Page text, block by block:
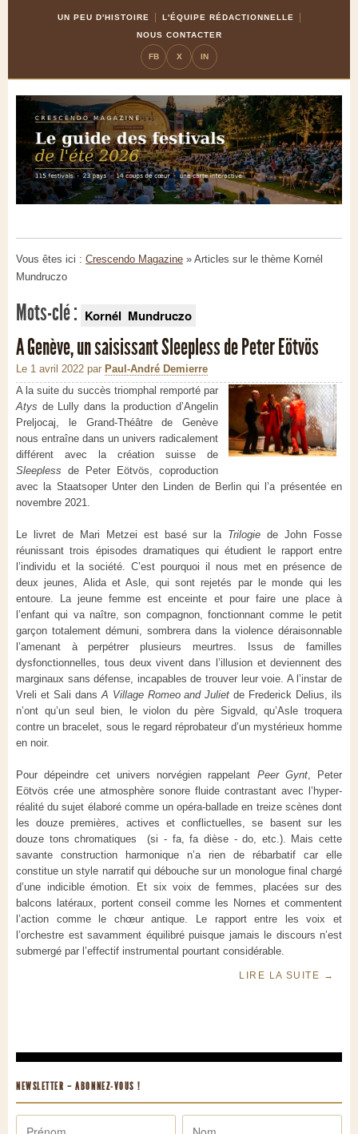
UN PEU D'HISTOIRE
L'ÉQUIPE RÉDACTIONNELLE
NOUS CONTACTER
FB X IN
Vous êtes ici : Crescendo Magazine » Articles sur le thème Kornél
Mundruczo
Mots-clé : Kornél Mundruczo
A Genève, un saisissant Sleepless de Peter Eötvös
Le 1 avril 2022 par Paul-André Demierre
A la suite du succès triomphal remporté par
Atys de Lully dans la production d’Angelin
Preljocaj, le Grand-Théâtre de Genève
nous entraîne dans un univers radicalement
différent avec la création suisse de
Sleepless de Peter Eötvös, coproduction
avec la Staatsoper Unter den Linden de Berlin qui l’a présentée en
novembre 2021.
Le livret de Mari Metzei est basé sur la Trilogie de John Fosse
réunissant trois épisodes dramatiques qui étudient le rapport entre
l’individu et la société. C’est pourquoi il nous met en présence de
deux jeunes, Alida et Asle, qui sont rejetés par le monde qui les
entoure. La jeune femme est enceinte et pour faire une place à
l’enfant qui va naître, son compagnon, fonctionnant comme le petit
garçon totalement démuni, sombrera dans la violence déraisonnable
l’amenant à perpétrer plusieurs meurtres. Issus de familles
dysfonctionnelles, tous deux vivent dans l’illusion et deviennent des
marginaux sans défense, incapables de trouver leur voie. A l’instar de
Vreli et Sali dansA Village Romeo and Juliet de Frederick Delius, ils
n’ont qu’un seul bien, le violon du père Sigvald, qu’Asle troquera
contre un bracelet, sous le regard réprobateur d’un mystérieux homme
en noir.
Pour dépeindre cet univers norvégien rappelant Peer Gynt, Peter
Eötvös crée une atmosphère sonore fluide contrastant avec l’hyper-
réalité du sujet élaboré comme un opéra-ballade en treize scènes dont
les douze premières, actives et conflictuelles, se basent sur les
douze tons chromatiques (si - fa, fa dièse - do, etc.). Mais cette
savante construction harmonique n’a rien de rébarbatif car elle
constitue un style narratif qui débouche sur un monologue final chargé
d’une indicible émotion. Et six voix de femmes, placées sur des
balcons latéraux, portent conseil comme les Nornes et commentent
l’action comme le chœur antique. Le rapport entre les voix et
l’orchestre est savamment équilibré puisque jamais le discours n’est
submergé par l’effectif instrumental pourtant considérable.
LIRE LA SUITE →
NEWSLETTER – ABONNEZ-VOUS !